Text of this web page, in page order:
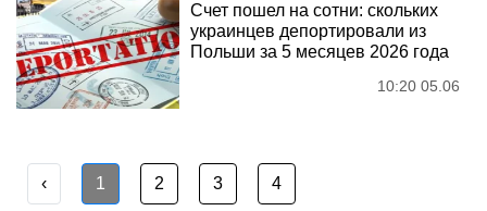
Счет пошел на сотни: скольких
украинцев депортировали из
Польши за 5 месяцев 2026 года
10:20 05.06
‹ 1 2 3 4